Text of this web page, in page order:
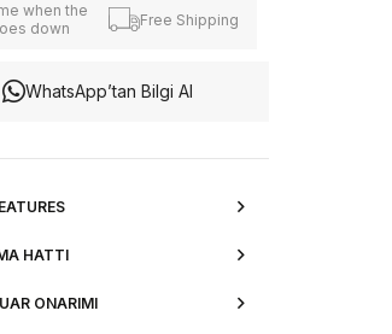
when the
down
Free Shipping
WhatsApp’tan Bilgi Al
HATTI
ONARIMI